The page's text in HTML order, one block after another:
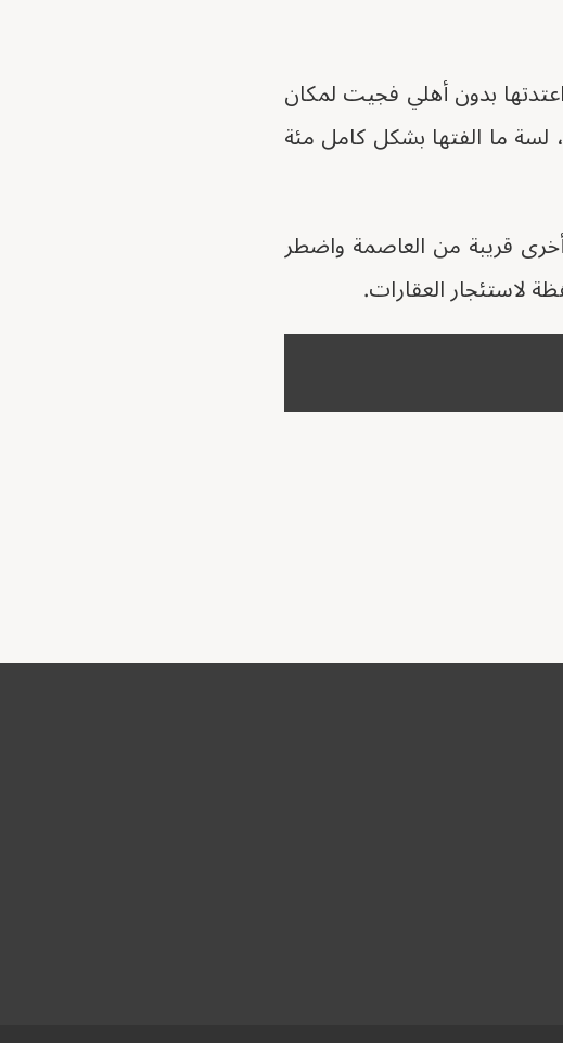
بدون أهلي فجيت لمكان
لسة ما الفتها بشكل كامل مئة
قريبة من العاصمة واضطر
لاستئجار العقارات.